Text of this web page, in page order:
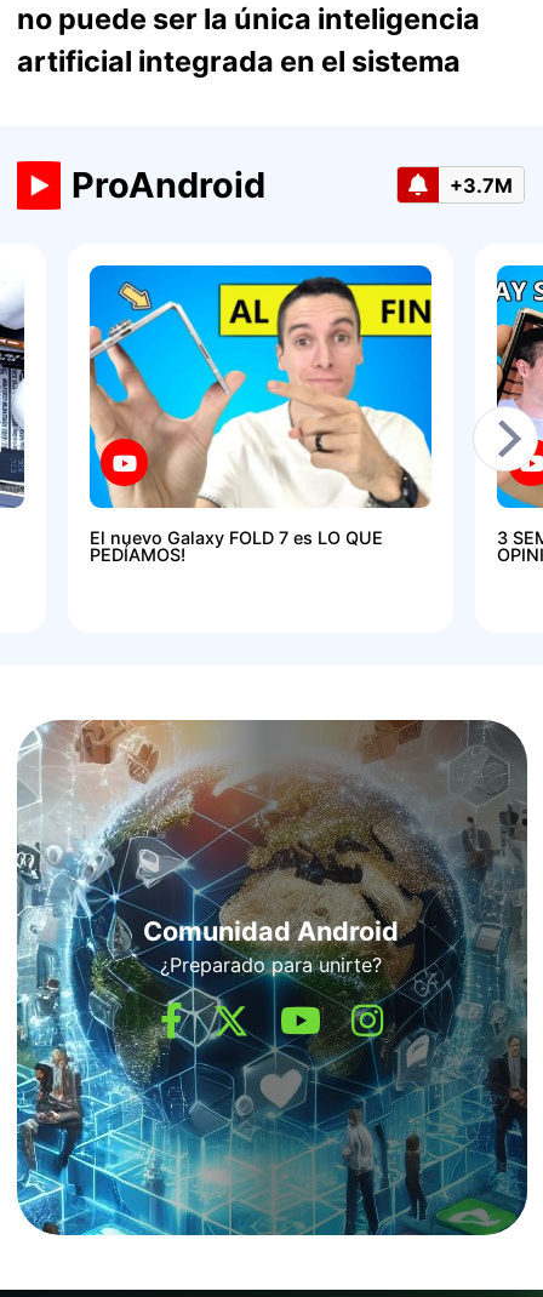
no puede ser la única inteligencia
artificial integrada en el sistema
ProAndroid +3.7M
El nuevo Galaxy FOLD 7 es LO QUE
PEDÍAMOS!
3
Comunidad Android
¿Preparado para unirte?